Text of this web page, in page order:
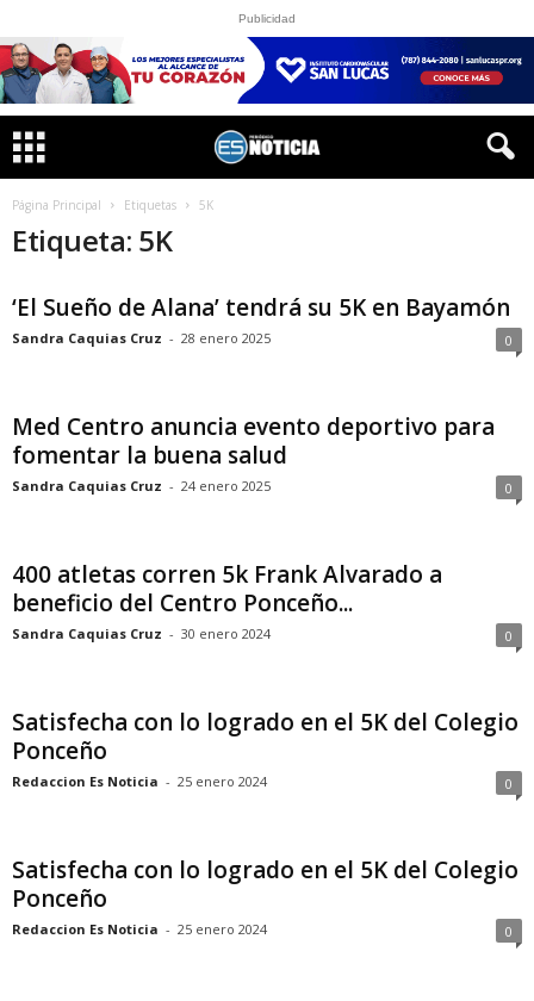
Publicidad
Página Principal Etiquetas 5K
Etiqueta: 5K
‘El Sueño de Alana’ tendrá su 5K en Bayamón
Sandra Caquias Cruz - 28 enero 2025 0
Med Centro anuncia evento deportivo para
fomentar la buena salud
Sandra Caquias Cruz - 24 enero 2025 0
400 atletas corren 5k Frank Alvarado a
beneficio del Centro Ponceño...
Sandra Caquias Cruz - 30 enero 2024 0
Satisfecha con lo logrado en el 5K del Colegio
Ponceño
Redaccion Es Noticia - 25 enero 2024 0
Satisfecha con lo logrado en el 5K del Colegio
Ponceño
Redaccion Es Noticia - 25 enero 2024 0